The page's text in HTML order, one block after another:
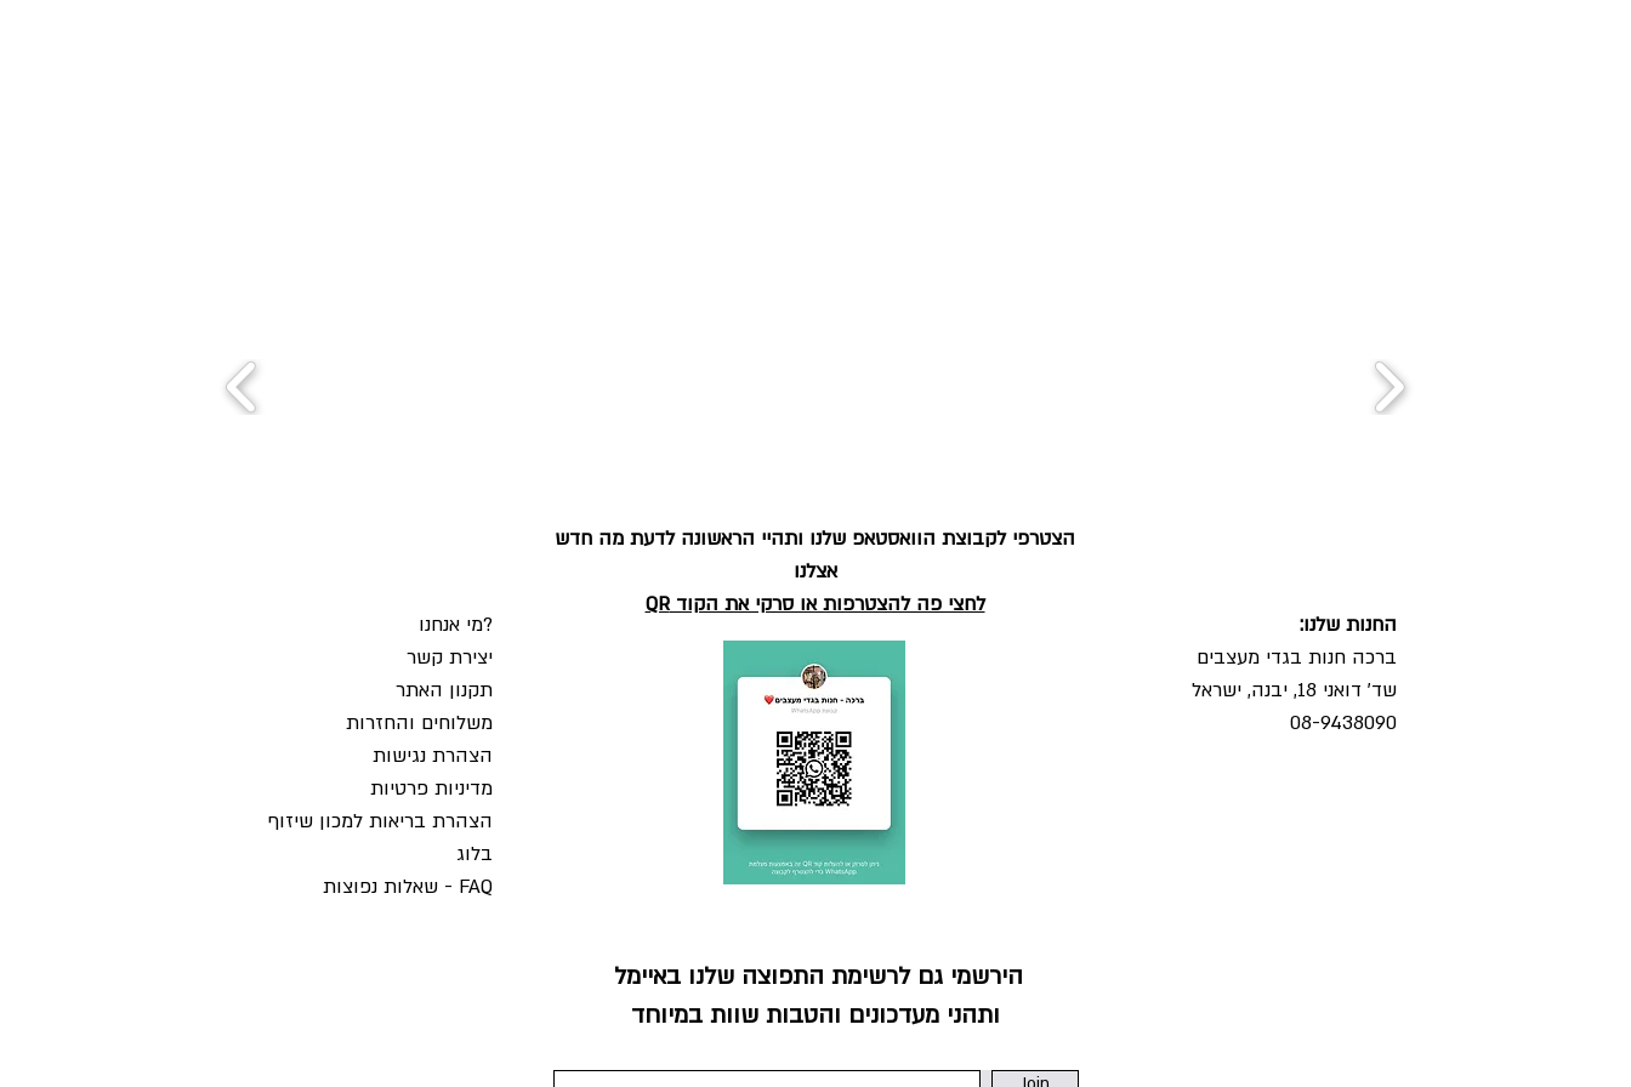
מי אנחנו?
יצירת קשר
תקנון האתר
משלוחים והחזרות
הצהרת נגישות
מדיניות פרטיות
הצהרת בריאות למכון שיזוף
בלוג
שאלות נפוצות - FAQ
הצטרפי לקבוצת הוואסטאפ שלנו ותהיי הראשונה לדעת מה חדש
אצלנו
לחצי פה להצטרפות או סרקי את הקוד QR
החנות שלנו:
ברכה חנות בגדי מעצבים
שד' דואני 18, יבנה, ישראל
08-9438090
הירשמי גם לרשימת התפוצה שלנו באיימל
ותהני מעדכונים והטבות שוות במיוחד